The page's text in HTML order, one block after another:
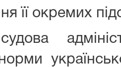
її окремих